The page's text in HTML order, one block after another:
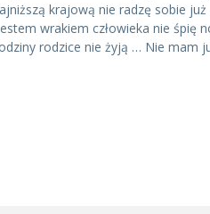
krajową nie radzę sobie
wrakiem człowieka nie
rodzice nie żyją … Nie mam